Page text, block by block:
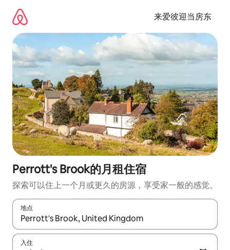
来爱彼迎当房东
Perrott's Brook的月租住宿
探索可以住上一个月或更久的房源，享受家一般的感觉。
地点
如有搜索结果，请使用上下方向键查看，或通过点击或滑动手势
入住